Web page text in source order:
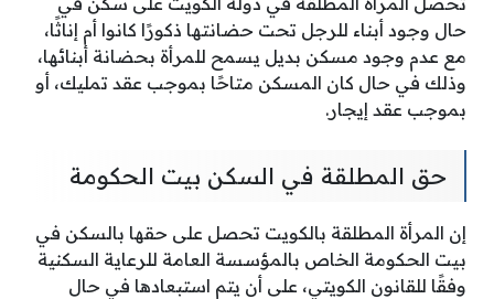
حال وجود أبناء للرجل تحت حضانتها ذكورًا كانوا أم إناثًا،
مع عدم وجود مسكن بديل يسمح للمرأة بحضانة أبنائها،
وذلك في حال كان المسكن متاحًا بموجب عقد تمليك، أو
بموجب عقد إيجار.
حق المطلقة في السكن بيت الحكومة
إن المرأة المطلقة بالكويت تحصل على حقها بالسكن في
بيت الحكومة الخاص بالمؤسسة العامة للرعاية السكنية
وفقًا للقانون الكويتي، على أن يتم استبعادها في حال